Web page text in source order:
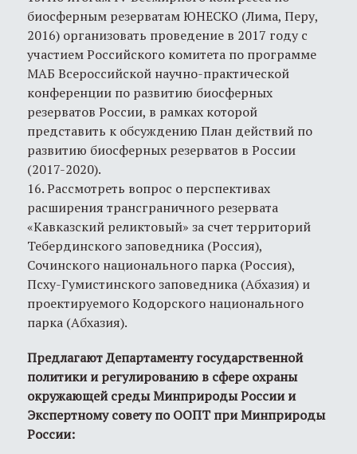
биосферным резерватам ЮНЕСКО (Лима, Перу,
2016) организовать проведение в 2017 году с
участием Российского комитета по программе
МАБ Всероссийской научно-практической
конференции по развитию биосферных
резерватов России, в рамках которой
представить к обсуждению План действий по
развитию биосферных резерватов в России
(2017-2020).
16. Рассмотреть вопрос о перспективах
расширения трансграничного резервата
«Кавказский реликтовый» за счет территорий
Тебердинского заповедника (Россия),
Сочинского национального парка (Россия),
Псху-Гумистинского заповедника (Абхазия) и
проектируемого Кодорского национального
парка (Абхазия).
Предлагают Департаменту государственной
политики и регулированию в сфере охраны
окружающей среды Минприроды России и
Экспертному совету по ООПТ при Минприроды
России: